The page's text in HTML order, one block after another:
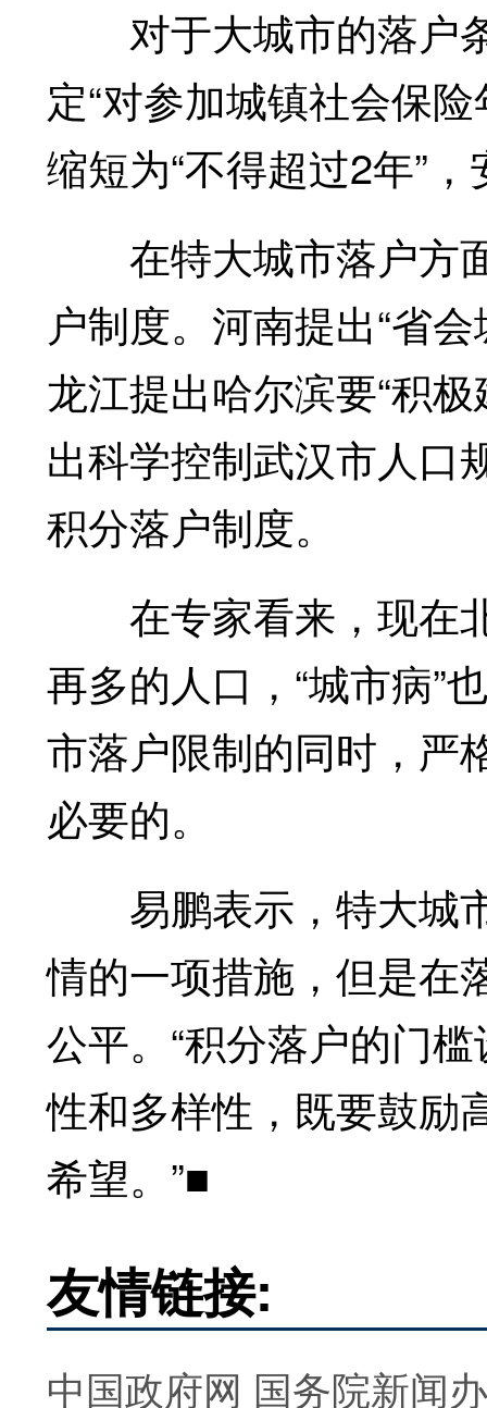
对于大城市的落户
定“对参加城镇社会保
缩短为“不得超过2年”
在特大城市落户方
户制度。河南提出“省
龙江提出哈尔滨要“积
出科学控制武汉市人口
积分落户制度。
在专家看来，现在
再多的人口，“城市病”
市落户限制的同时，严
必要的。
易鹏表示，特大城
情的一项措施，但是在
公平。“积分落户的门
性和多样性，既要鼓励
希望。”■
友情链接:
中国政府网 国务院新闻